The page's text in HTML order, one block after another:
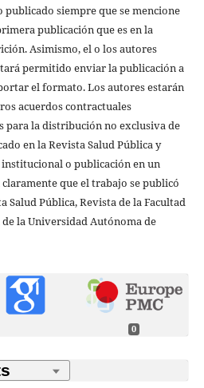
siempre que se mencione
publicación que es en la
Asimismo, el o los autores
permitido enviar la publicación a
el formato. Los autores estarán
acuerdos contractuales
para la distribución no exclusiva de
en la Revista Salud Pública y
o publicación en un
que el trabajo se publicó
Salud Pública, Revista de la Facultad
la Universidad Autónoma de
0